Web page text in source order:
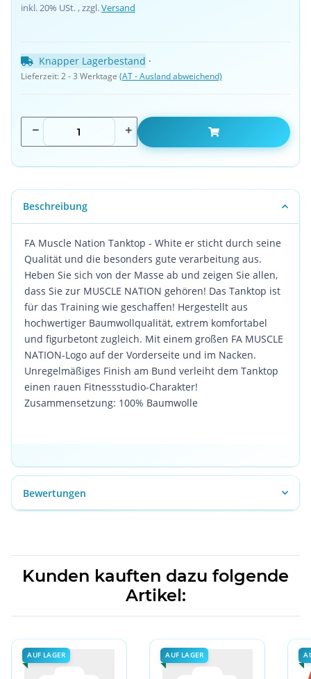
inkl. 20% USt. , zzgl.Versand
Knapper Lagerbestand ·
Lieferzeit:2 - 3 Werktage (AT - Ausland abweichend)
Beschreibung
FA Muscle Nation Tanktop - White er sticht durch seine
Qualität und die besonders gute verarbeitung aus.
Heben Sie sich von der Masse ab und zeigen Sie allen,
dass Sie zur MUSCLE NATION gehören! Das Tanktop ist
für das Training wie geschaffen! Hergestellt aus
hochwertiger Baumwollqualität, extrem komfortabel
und figurbetont zugleich. Mit einem großen FA MUSCLE
NATION-Logo auf der Vorderseite und im Nacken.
Unregelmäßiges Finish am Bund verleiht dem Tanktop
einen rauen Fitnessstudio-Charakter!
Zusammensetzung: 100% Baumwolle
Bewertungen
Kunden kauften dazu folgende
Artikel:
AUF LAGER AUF LAGER